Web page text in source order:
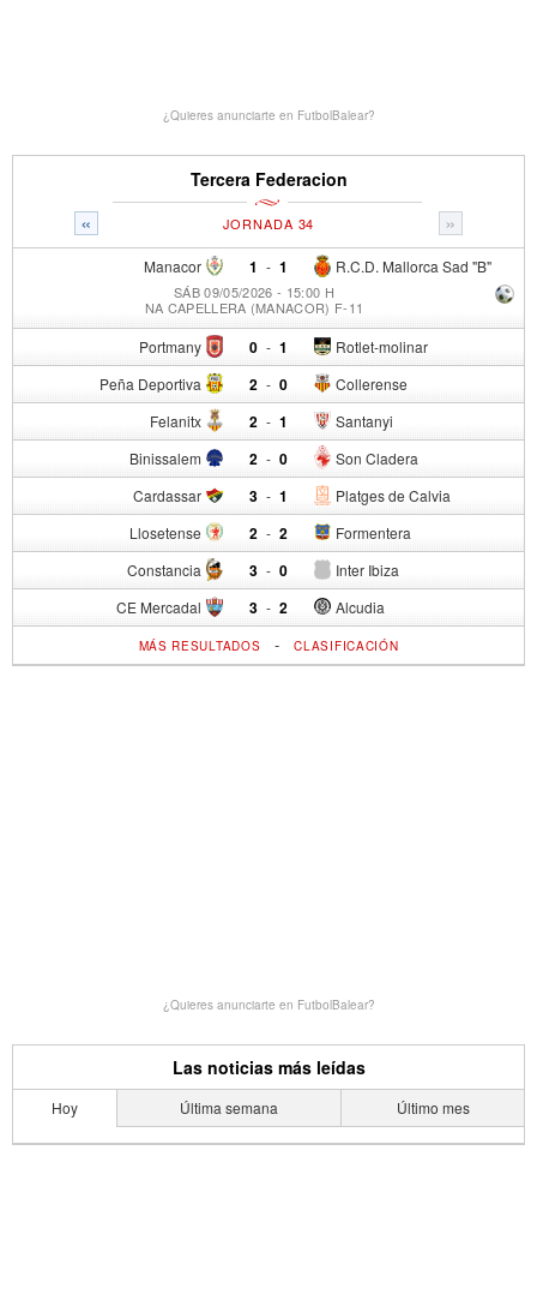
¿Quieres anunciarte en FutbolBalear?
Tercera Federacion
« »
JORNADA 34
Manacor 1 - R.C.D. Mallorca Sad "B"
1
SÁB 09/05/2026 - 15:00 H
NA CAPELLERA (MANACOR) F-11
Portmany 0 - Rotlet-molinar
1
Peña Deportiva 2 - Collerense
0
Felanitx 2 - Santanyi
1
Binissalem 2 - Son Cladera
0
Cardassar 3 - Platges de Calvia
1
Llosetense 2 - Formentera
2
Constancia 3 - Inter Ibiza
0
CE Mercadal 3 - Alcudia
2
MÁS RESULTADOS -CLASIFICACIÓN
¿Quieres anunciarte en FutbolBalear?
Las noticias más leídas
Hoy Última semana Último mes